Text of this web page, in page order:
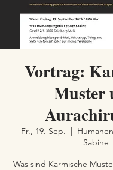
Vortrag:
Muster
Fr., 19. Sep.
  |
Sabine
Was sind Karmische